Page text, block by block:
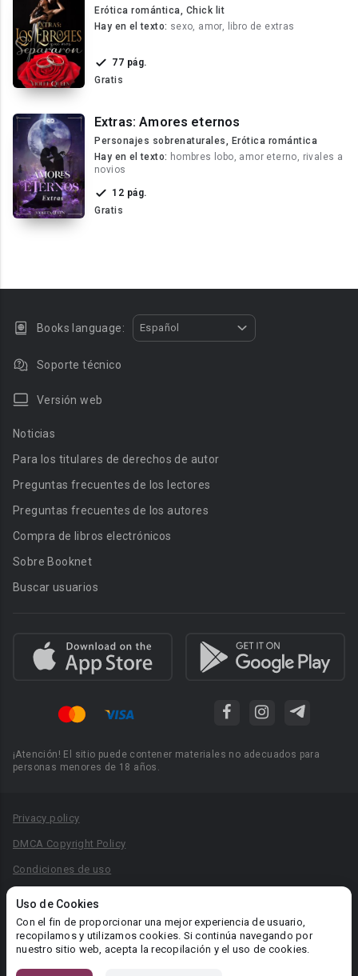
Erótica romántica, Chick lit
Hay en el texto: sexo, amor, libro de extras
77 pág.
Gratis
Extras: Amores eternos
Personajes sobrenaturales, Erótica romántica
Hay en el texto: hombres lobo, amor eterno, rivales a
novios
12 pág.
Gratis
Uso de Cookies
Con el fin de proporcionar una mejor experiencia de usuario,
recopilamos y utilizamos cookies. Si continúa navegando por
nuestro sitio web, acepta la recopilación y el uso de cookies.
Books language: Español
Soporte técnico
Versión web
Noticias
Para los titulares de derechos de autor
Preguntas frecuentes de los lectores
Preguntas frecuentes de los autores
Compra de libros electrónicos
Sobre Booknet
Buscar usuarios
¡Atención! El sitio puede contener materiales no adecuados para
personas menores de 18 años.
Privacy policy
DMCA Copyright Policy
Condiciones de uso
Reglas para la publicación de libros
Área RR.PP.: pr@booknet.com